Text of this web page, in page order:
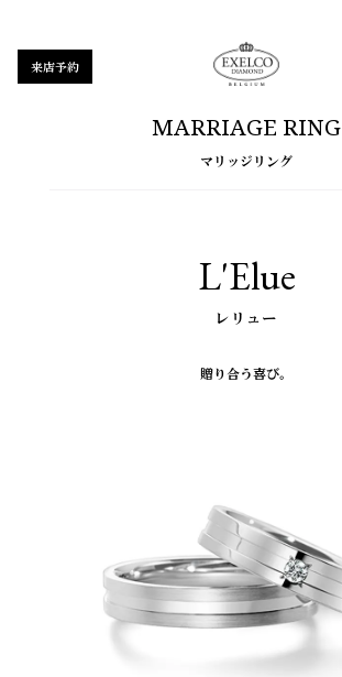
MARRIAGE RING
マリッジリング
L'Elue
レリュー
贈り合う喜び。
来店予約